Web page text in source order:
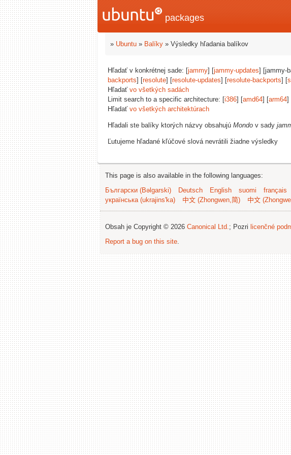
packages
» Ubuntu » Balíky » Výsledky hľadania balíkov
Hľadať v konkrétnej sade: [jammy] [jammy-updates] [jammy-
backports] [resolute] [resolute-updates] [resolute-backports] [
Hľadať vo všetkých sadách
Limit search to a specific architecture: [i386] [amd64] [arm64]
Hľadať vo všetkých architektúrach
Hľadali ste balíky ktorých názvy obsahujú Mondo v sady
Ľutujeme hľadané kľúčové slová nevrátili žiadne výsledky
This page is also available in the following languages:
Български (Bəlgarski)
Deutsch English suomi français
українська (ukrajins'ka)
中文 (Zhongwen,简) 中文
Obsah je Copyright © 2026 Canonical Ltd.; Pozri licenčné
Report a bug on this site.